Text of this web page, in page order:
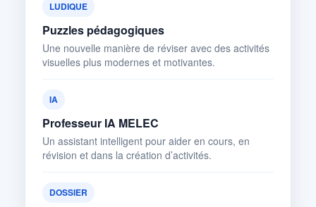
LUDIQUE
Puzzles pédagogiques
Une nouvelle manière de réviser avec des activités
visuelles plus modernes et motivantes.
IA
Professeur IA MELEC
Un assistant intelligent pour aider en cours, en
révision et dans la création d’activités.
DOSSIER